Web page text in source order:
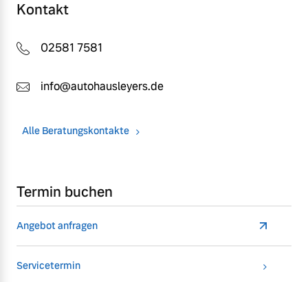
Kontakt
02581 7581
info@autohausleyers.de
Alle Beratungskontakte
Termin buchen
Angebot anfragen
Servicetermin